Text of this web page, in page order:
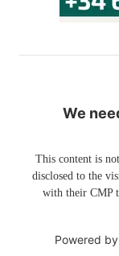
We
This content is
disclosed to the
with their CMP
Powered by